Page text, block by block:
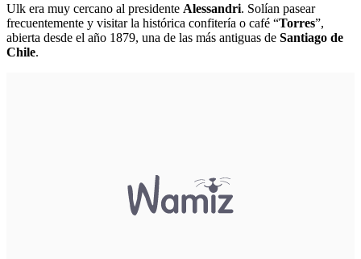
Ulk era muy cercano al presidente Alessandri. Solían pasear
frecuentemente y visitar la histórica confitería o café “Torres”,
abierta desde el año 1879, una de las más antiguas de Santiago de
Chile.